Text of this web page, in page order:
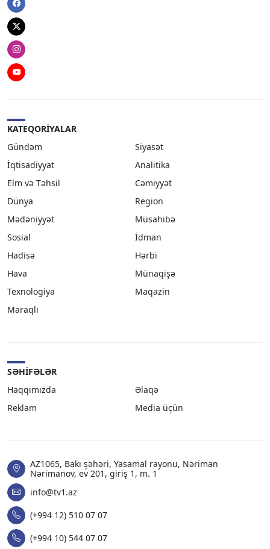
Facebook
Twitter
Instagram
Youtube
KATEQORIYALAR
Gündəm
Siyasət
İqtisadiyyat
Analitika
Elm və Təhsil
Cəmiyyət
Dünya
Region
Mədəniyyət
Müsahibə
Sosial
İdman
Hadisə
Hərbi
Hava
Münaqişə
Texnologiya
Maqazin
Maraqlı
SƏHIFƏLƏR
Haqqımızda
Əlaqə
Reklam
Media üçün
AZ1065, Bakı şəhəri, Yasamal rayonu, Nəriman
Nərimanov, ev 201, giriş 1, m. 1
info@tv1.az
(+994 12) 510 07 07
(+994 10) 544 07 07